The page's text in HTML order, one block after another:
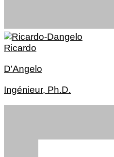
Ricardo
D'Angelo
Ingénieur, Ph.D.